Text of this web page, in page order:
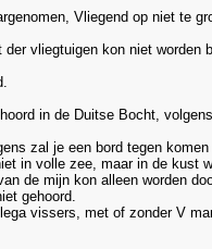
Vliegend op niet te
vliegtuigen kon niet
in de Duitse Bocht,
zal je een bord tegen
in volle zee, maar in de kust
de mijn kon alleen worden
gehoord.
vissers, met of zonder V